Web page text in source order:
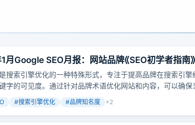
月Google SEO月报：网站品牌《SEO初学者指南
搜索引擎优化的一种特殊形式，专注于提高品牌在搜索引擎
字的可见度。通过针对品牌术语优化网站和内容，可以确
出现在显著位置。
#搜索引擎优化 #品牌知名度 +2